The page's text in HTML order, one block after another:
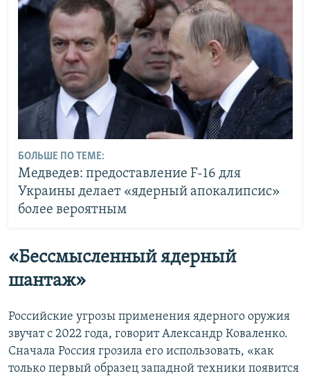
БОЛЬШЕ ПО ТЕМЕ:
Медведев: предоставление F-16 для
Украины делает «ядерный апокалипсис»
более вероятным
«Бессмысленный ядерный
шантаж»
Российские угрозы применения ядерного оружия
звучат с 2022 года, говорит Александр Коваленко.
Сначала Россия грозила его использовать, «как
только первый образец западной техники появится